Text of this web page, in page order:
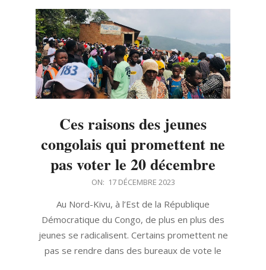
Ces raisons des jeunes
congolais qui promettent ne
pas voter le 20 décembre
ON: 17 DÉCEMBRE 2023
Au Nord-Kivu, à l’Est de la République
Démocratique du Congo, de plus en plus des
jeunes se radicalisent. Certains promettent ne
pas se rendre dans des bureaux de vote le